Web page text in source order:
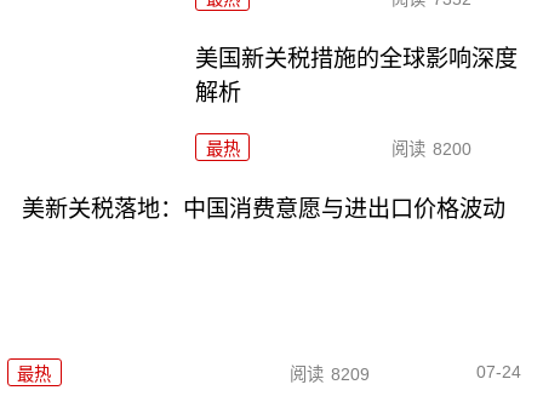
美国新关税措施的全球影响深度
解析
最热 阅读 8200
美新关税落地：中国消费意愿与进出口价格波动
最热 阅读 8209 07-24